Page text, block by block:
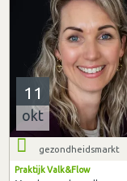
11
okt
gezondheidsmarkt
Praktijk Valk&Flow